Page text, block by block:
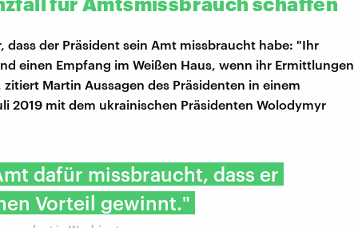
dass der Präsident sein Amt missbraucht habe: "Ihr
einen Empfang im Weißen Haus, wenn ihr Ermittlungen
Martin Aussagen des Präsidenten in einem
2019 mit dem ukrainischen Präsidenten Wolodymyr
dafür missbraucht, dass er
Vorteil gewinnt."